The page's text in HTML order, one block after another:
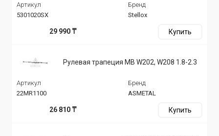
Артикул
5301020SX
Бренд
Stellox
29 990 ₸ Купить
Рулевая трапеция MB W202, W208 1.8-2.3
Артикул
22MR1100
Бренд
ASMETAL
26 810 ₸ Купить